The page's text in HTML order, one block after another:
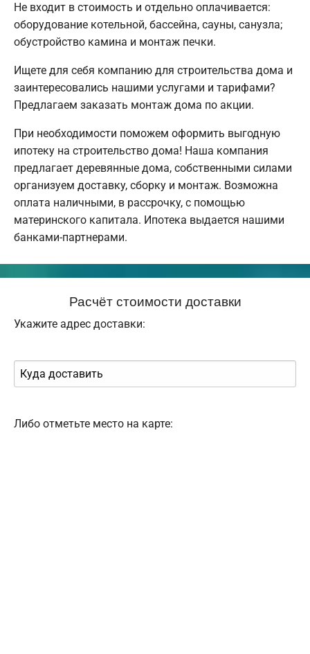
Не входит в стоимость и отдельно оплачивается:
оборудование котельной, бассейна, сауны, санузла;
обустройство камина и монтаж печки.
Ищете для себя компанию для строительства дома и
заинтересовались нашими услугами и тарифами?
Предлагаем заказать монтаж дома по акции.
При необходимости поможем оформить выгодную
ипотеку на строительство дома! Наша компания
предлагает деревянные дома, собственными силами
организуем доставку, сборку и монтаж. Возможна
оплата наличными, в рассрочку, с помощью
материнского капитала. Ипотека выдается нашими
банками-партнерами.
Расчёт стоимости доставки
Укажите адрес доставки:
Либо отметьте место на карте: